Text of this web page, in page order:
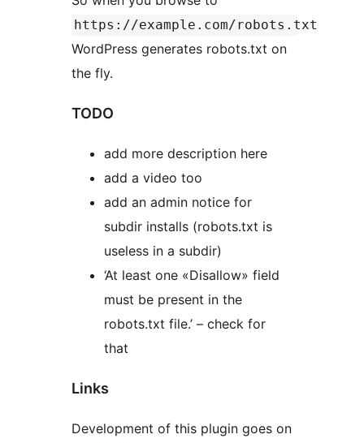
https://example.com/robots.txt
WordPress generates robots.txt on
the fly.
TODO
add more description here
add a video too
add an admin notice for
subdir installs (robots.txt is
useless in a subdir)
‘At least one «Disallow» field
must be present in the
robots.txt file.’ – check for
that
Links
Development of this plugin goes on